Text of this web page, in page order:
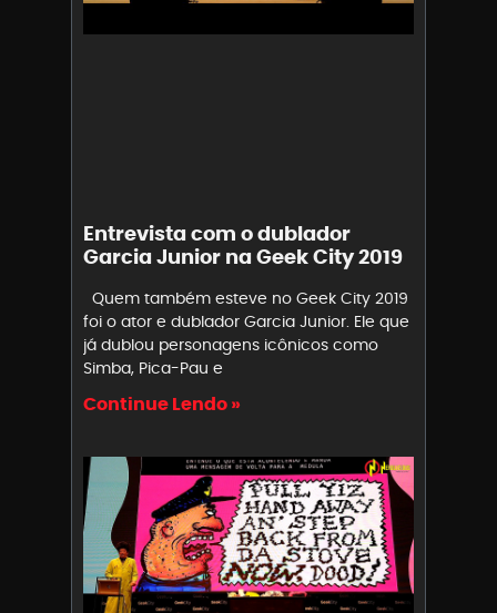
Entrevista com o dublador
Garcia Junior na Geek City 2019
Quem também esteve no Geek City 2019
foi o ator e dublador Garcia Junior. Ele que
já dublou personagens icônicos como
Simba, Pica-Pau e
Continue Lendo »